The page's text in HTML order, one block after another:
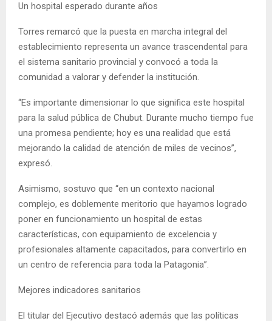
Un hospital esperado durante años
Torres remarcó que la puesta en marcha integral del
establecimiento representa un avance trascendental para
el sistema sanitario provincial y convocó a toda la
comunidad a valorar y defender la institución.
“Es importante dimensionar lo que significa este hospital
para la salud pública de Chubut. Durante mucho tiempo fue
una promesa pendiente; hoy es una realidad que está
mejorando la calidad de atención de miles de vecinos”,
expresó.
Asimismo, sostuvo que “en un contexto nacional
complejo, es doblemente meritorio que hayamos logrado
poner en funcionamiento un hospital de estas
características, con equipamiento de excelencia y
profesionales altamente capacitados, para convertirlo en
un centro de referencia para toda la Patagonia”.
Mejores indicadores sanitarios
El titular del Ejecutivo destacó además que las políticas